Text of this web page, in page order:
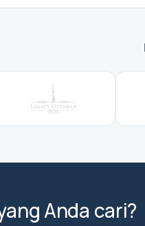
Anda cari?